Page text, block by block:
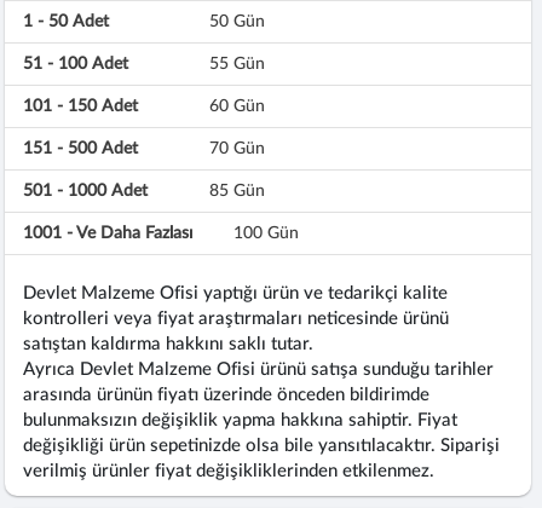
1 - 50 Adet 50 Gün
51 - 100 Adet 55 Gün
101 - 150 Adet 60 Gün
151 - 500 Adet 70 Gün
501 - 1000 Adet 85 Gün
1001 - Ve Daha Fazlası 100 Gün
Devlet Malzeme Ofisi yaptığı ürün ve tedarikçi kalite
kontrolleri veya fiyat araştırmaları neticesinde ürünü
satıştan kaldırma hakkını saklı tutar.
Ayrıca Devlet Malzeme Ofisi ürünü satışa sunduğu tarihler
arasında ürünün fiyatı üzerinde önceden bildirimde
bulunmaksızın değişiklik yapma hakkına sahiptir. Fiyat
değişikliği ürün sepetinizde olsa bile yansıtılacaktır. Siparişi
verilmiş ürünler fiyat değişikliklerinden etkilenmez.